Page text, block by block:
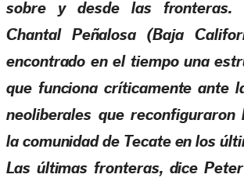
sobre y desde las fronteras.
Chantal Peñalosa (Baja
encontrado en el tiempo una
que funciona críticamente ante
neoliberales que reconfiguraron
la comunidad de Tecate en los
Las últimas fronteras, dice